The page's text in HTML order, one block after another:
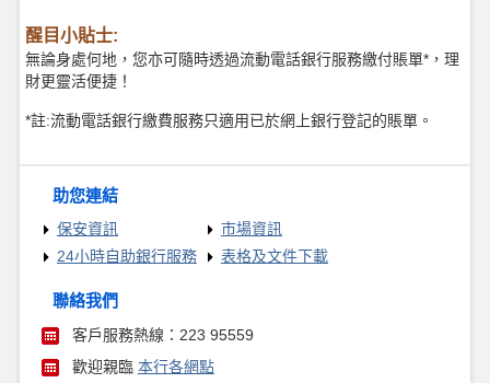
醒目小貼士:
無論身處何地，您亦可隨時透過流動電話銀行服務繳付賬單*，理
財更靈活便捷！
*註:流動電話銀行繳費服務只適用已於網上銀行登記的賬單。
助您連結
保安資訊
市場資訊
24小時自助銀行服務
表格及文件下載
聯絡我們
客戶服務熱線：223 95559
歡迎親臨 本行各網點